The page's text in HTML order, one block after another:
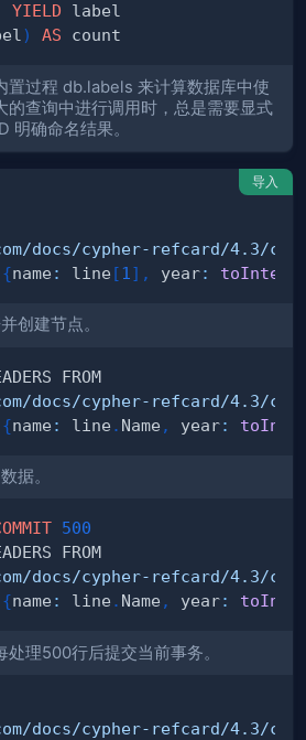
YIELD
) AS
置过程 db.labels 来计算数据库中使
的查询中进行调用时，总是需要显式
明确命名结果。
导入
docs/cypher-refcard/4.3/
{name : line [1 ] , year:
创建节点。
docs/cypher-refcard/4.3/
{name : line . Name , year:
据。
500
docs/cypher-refcard/4.3/
{name : line . Name , year:
理500行后提交当前事务。
docs/cypher-refcard/4.3/